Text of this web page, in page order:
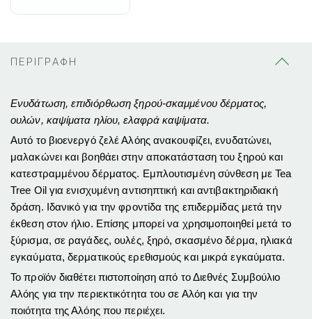
ΠΕΡΙΓΡΑΦΗ
Ενυδάτωση, επιδιόρθωση ξηρού-σκαμμένου δέρματος,
ουλών, καψίματα ηλίου, ελαφρά καψίματα.
Αυτό το βιοενεργό ζελέ Αλόης ανακουφίζει, ενυδατώνει,
μαλακώνει και βοηθάει στην αποκατάσταση του ξηρού και
κατεστραμμένου δέρματος. Εμπλουτισμένη σύνθεση με Tea
Tree Oil για ενισχυμένη αντισηπτική και αντιβακτηριδιακή
δράση. Ιδανικό για την φροντίδα της επιδερμίδας μετά την
έκθεση στον ήλιο. Επίσης μπορεί να χρησιμοποιηθεί μετά το
ξύρισμα, σε ραγάδες, ουλές, ξηρό, σκασμένο δέρμα, ηλιακά
εγκαύματα, δερματικούς ερεθισμούς και μικρά εγκαύματα.
Το προϊόν διαθέτει πιστοποίηση από το Διεθνές Συμβούλιο
Αλόης για την περιεκτικότητα του σε Αλόη και για την
ποιότητα της Αλόης που περιέχει.